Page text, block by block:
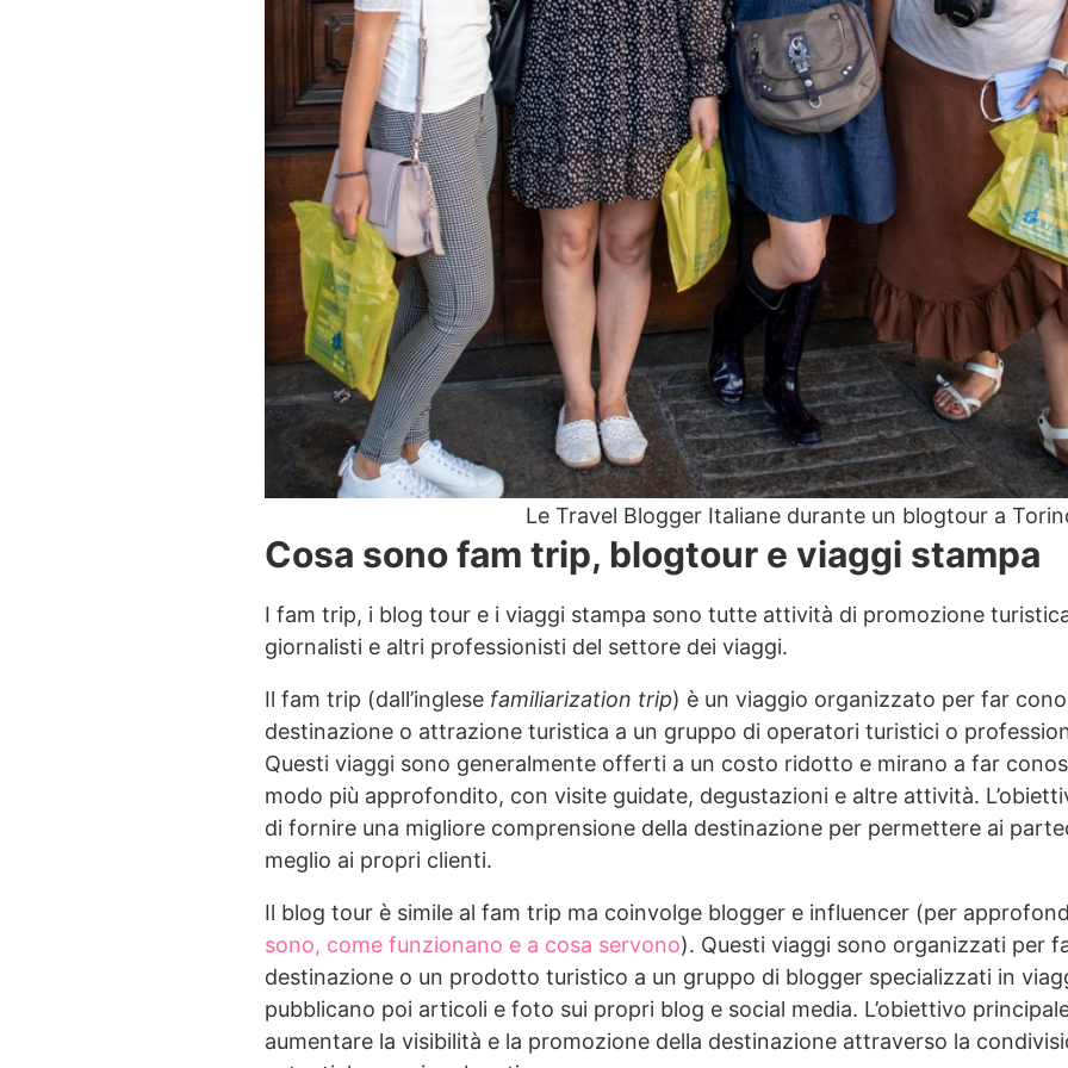
Le Travel Blogger Italiane durante un blogtour a
Cosa sono fam trip, blogtour e viaggi stampa
I fam trip, i blog tour e i viaggi stampa sono tutte attività di promozione
giornalisti e altri professionisti del settore dei viaggi.
Il fam trip (dall’inglese familiarization trip) è un viaggio organizzato per far
destinazione o attrazione turistica a un gruppo di operatori turistici o
Questi viaggi sono generalmente offerti a un costo ridotto e mirano a far
modo più approfondito, con visite guidate, degustazioni e altre attività.
di fornire una migliore comprensione della destinazione per permettere ai
meglio ai propri clienti.
Il blog tour è simile al fam trip ma coinvolge blogger e influencer (per
sono, come funzionano e a cosa servono). Questi viaggi sono organizzati per
destinazione o un prodotto turistico a un gruppo di blogger specializzati in
pubblicano poi articoli e foto sui propri blog e social media. L’obiettivo
aumentare la visibilità e la promozione della destinazione attraverso la